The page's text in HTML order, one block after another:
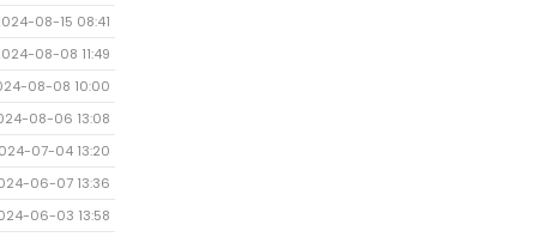
08-15 08:41
08-08 11:49
08-08 10:00
08-06 13:08
07-04 13:20
06-07 13:36
06-03 13:58